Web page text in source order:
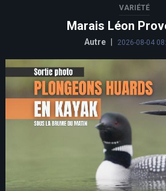
VARIÉTÉ
Marais Léon
Autre | 2026-08-04